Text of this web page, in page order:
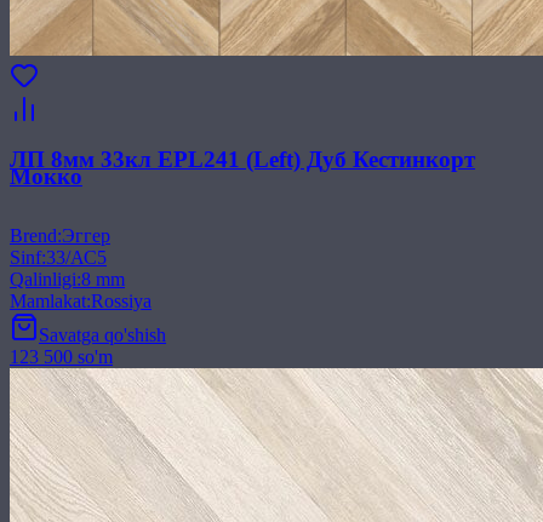
ЛП 8мм 33кл EPL241 (Left) Дуб Кестинкорт
Мокко
Brend:Эггер
Sinf:33/АС5
Qalinligi:8 mm
Mamlakat:Rossiya
Savatga qo'shish
123 500 so'm